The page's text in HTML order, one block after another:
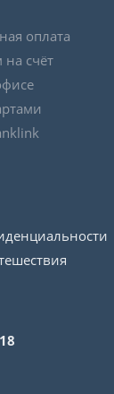
оплата
счёт